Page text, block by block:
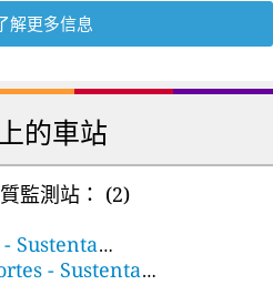
解更多信息
的車站
監測站： (2)
Sustenta
- Sustenta